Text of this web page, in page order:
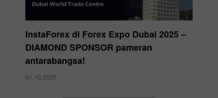
InstaForex di Forex Expo Dubai 2025 –
DIAMOND SPONSOR pameran
antarabangsa!
01.10.2025